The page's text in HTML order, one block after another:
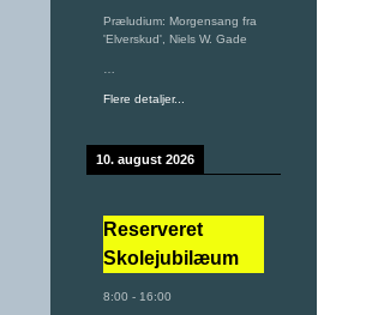
Præludium: Morgensang fra
'Elverskud', Niels W. Gade
…
Flere detaljer...
10. august 2026
Reserveret
Skolejubilæum
8:00 - 16:00